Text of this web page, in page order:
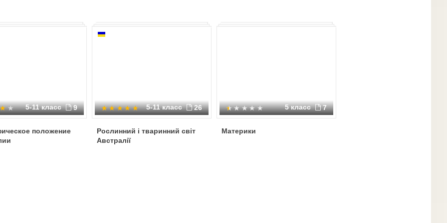
5-11 класс 9
положение
5-11 класс 26
Рослинний і тваринний світ
Австралії
5 класс 7
Материки